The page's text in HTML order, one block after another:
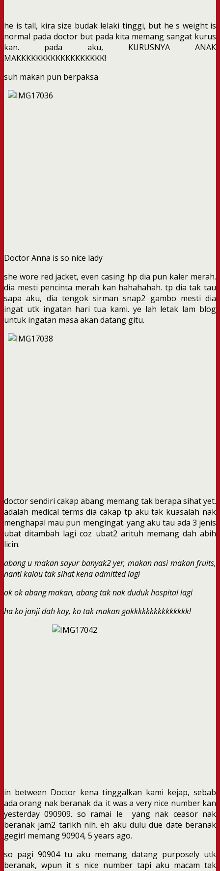
he is tall, kira size budak lelaki tinggi, but he s weight is
normal pada doctor but pada kita memang sangat kurus
kan. pada aku, KURUSNYA ANAK
MAKKKKKKKKKKKKKKKKKK!
suh makan pun berpaksa
Doctor Anna is so nice lady
she wore red jacket, even casing hp dia pun kaler merah.
dia mesti pencinta merah kan hahahahah. tp dia tak tau
sapa aku, dia tengok sirman snap2 gambo mesti dia
ingat utk ingatan hari tua kami. ye lah letak lam blog
untuk ingatan masa akan datang gitu.
doctor sendiri cakap abang memang tak berapa sihat yet.
adalah medical terms dia cakap tp aku tak kuasalah nak
menghapal mau pun mengingat. yang aku tau ada 3 jenis
ubat ditambah lagi coz ubat2 arituh memang dah abih
licin.
abang u makan sayur banyak2 yer, makan nasi makan fruits,
nanti kalau tak sihat kena admitted lagi
ok ok abang makan, abang tak nak duduk hospital lagi
ha ko janji dah kay, ko tak makan gakkkkkkkkkkkkkkk!
in between Doctor kena tinggalkan kami kejap, sebab
ada orang nak beranak da. it was a very nice number kan
yesterday 090909. so ramai le yang nak ceasor nak
beranak jam2 tarikh nih. eh aku dulu due date beranak
gegirl memang 90904, 5 years ago.
so pagi 90904 tu aku memang datang purposely utk
beranak, wpun it s nice number tapi aku macam tak